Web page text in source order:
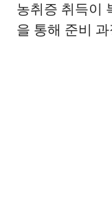
농취증 취득이
을 통해 준비